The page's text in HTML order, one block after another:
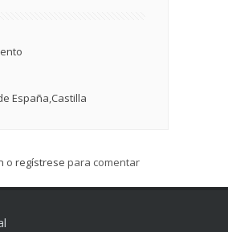
España Castilla
o regístrese para comentar